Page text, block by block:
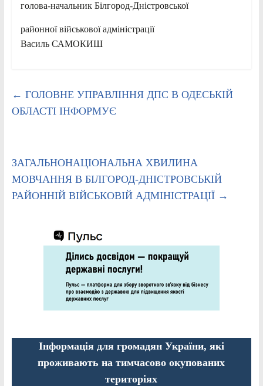
голова-начальник Білгород-Дністровської
районної військової адміністрації
Василь САМОКИШ
← ГОЛОВНЕ УПРАВЛIННЯ ДПС В ОДЕСЬКІЙ
ОБЛАСТI ІНФОРМУЄ
ЗАГАЛЬНОНАЦІОНАЛЬНА ХВИЛИНА
МОВЧАННЯ В БІЛГОРОД-ДНІСТРОВСЬКІЙ
РАЙОННІЙ ВІЙСЬКОВІЙ АДМІНІСТРАЦІЇ →
Інформація для громадян України, які
проживають на тимчасово окупованих
територіях